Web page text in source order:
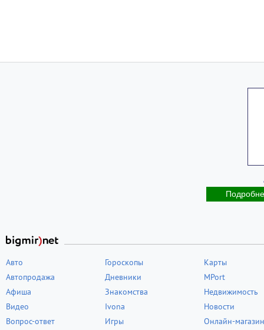
Авто
Автопродажа
Афиша
Видео
Вопрос-ответ
Гороскопы
Дневники
Знакомства
Ivona
Игры
Карты
MPort
Недвижимость
Новости
Онлайн-магазин